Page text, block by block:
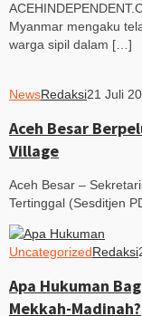
Myanmar mengaku
warga sipil dalam […]
NewsRedaksi21 Juli
Aceh Besar
Village
Aceh Besar –
Tertinggal (Sesditjen
UncategorizedRedaksi
Apa Hukuman
Mekkah-Madinah?